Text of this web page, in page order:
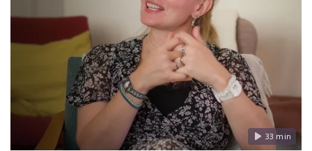
33 min